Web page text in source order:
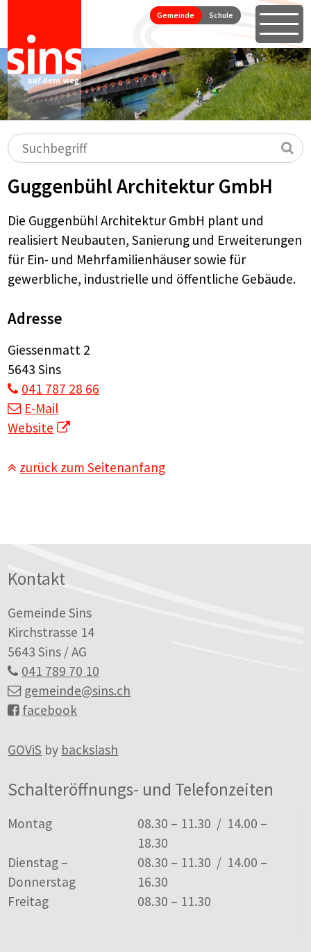
Direkt zum Inhalt springen
Hauptnavigation
Gemeinde Schule
Suchbegriff
Guggenbühl Architektur GmbH
Die Guggenbühl Architektur GmbH plant und
realisiert Neubauten, Sanierung und Erweiterungen
für Ein- und Mehrfamilienhäuser sowie für
gewerbliche, industrielle und öffentliche Gebäude.
Adresse
Giessenmatt 2
5643 Sins
041 787 28 66
E-Mail
Website
zurück zum Seitenanfang
Kontakt
Gemeinde Sins
Kirchstrasse 14
5643 Sins / AG
041 789 70 10
gemeinde@sins.ch
facebook
GOViS by backslash
Schalteröffnungs- und Telefonzeiten
TagÖffnungszeiten
Montag
08.30 – 11.30 / 14.00 –
18.30
Dienstag –
Donnerstag
08.30 – 11.30 / 14.00 –
16.30
Freitag
08.30 – 11.30